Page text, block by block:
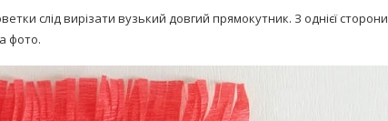
слід вирізати вузький довгий прямокутник. З однієї сторони
фото.